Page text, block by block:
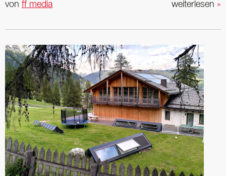
weiterlesen »
von ff media